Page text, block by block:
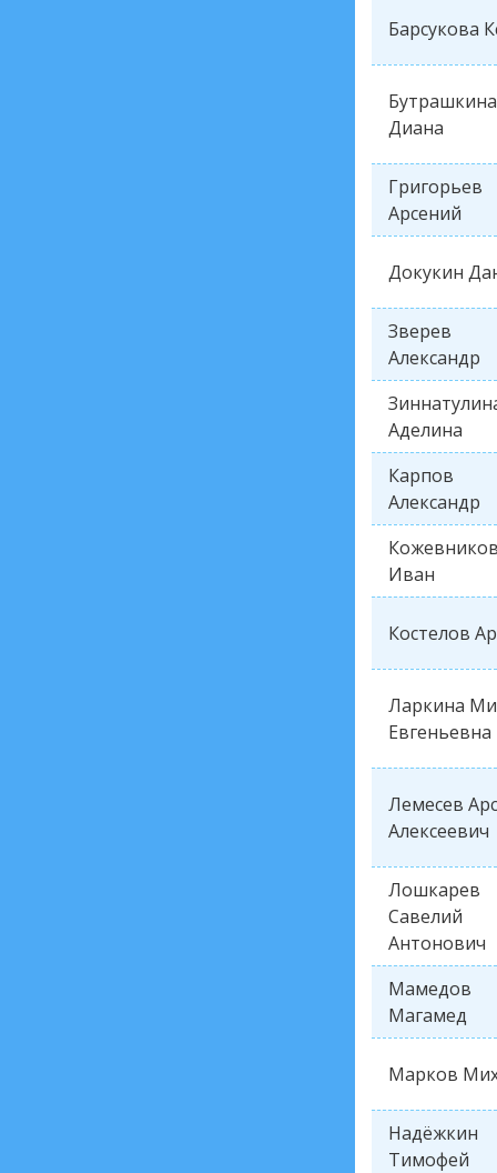
Барсукова
Бутрашкина
Диана
Григорьев
Арсений
Докукин
Зверев
Александр
Аделина
Карпов
Александр
Иван
Костелов
Ларкина
Евгеньевна
Лемесев
Алексеевич
Лошкарев
Савелий
Антонович
Мамедов
Магамед
Марков
Надёжкин
Тимофей